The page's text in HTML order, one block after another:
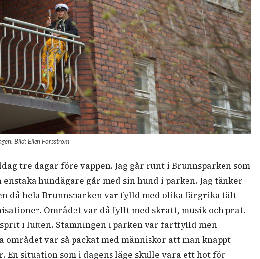
Bild: Ellen Forsström
tre dagar före vappen. Jag går runt i Brunnsparken som
enstaka hundägare går med sin hund i parken. Jag tänker
då hela Brunnsparken var fylld med olika färgrika tält
Området var då fyllt med skratt, musik och prat.
i luften. Stämningen i parken var fartfylld men
var så packat med människor att man knappt
En situation som i dagens läge skulle vara ett hot för